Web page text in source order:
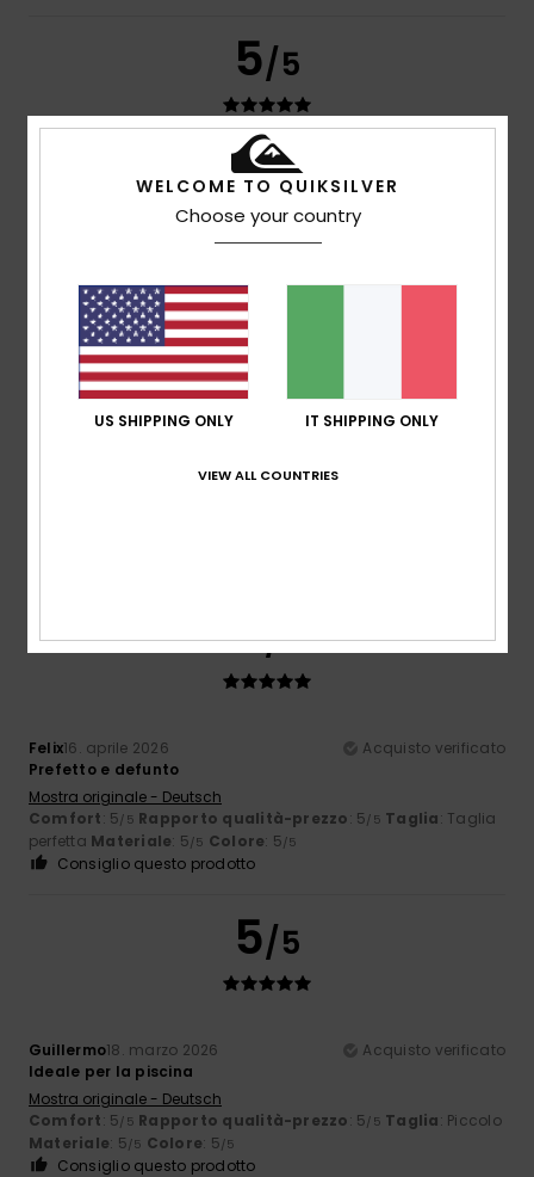
5/5
25. maggio 2026
Tutto perfetto
Mostra originale - Deutsch
Rapporto qualità-prezzo
Consiglio questo prodotto
5
25. aprile 2026
5/5
Felix16. aprile 2026
Acquisto verificato
Prefetto e defunto
Mostra originale - Deutsch
Comfort: 5/5 Rapporto qualità-prezzo: 5/5 Taglia: Taglia
perfetta Materiale: 5/5 Colore: 5/5
Consiglio questo prodotto
5/5
Guillermo18. marzo 2026
Acquisto verificato
Ideale per la piscina
Mostra originale - Deutsch
Comfort: 5/5 Rapporto qualità-prezzo: 5/5 Taglia: Piccolo
Materiale: 5/5 Colore: 5/5
Consiglio questo prodotto
WELCOME TO QUIKSILVER
Choose your country
US SHIPPING ONLY IT SHIPPING ONLY
VIEW ALL COUNTRIES